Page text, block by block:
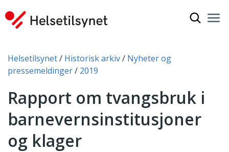
Du er her:
Helsetilsynet Historisk arkiv
Nyheter og
pressemeldinger
2019
Rapport om tvangsbruk i
barnevernsinstitusjoner
og klager